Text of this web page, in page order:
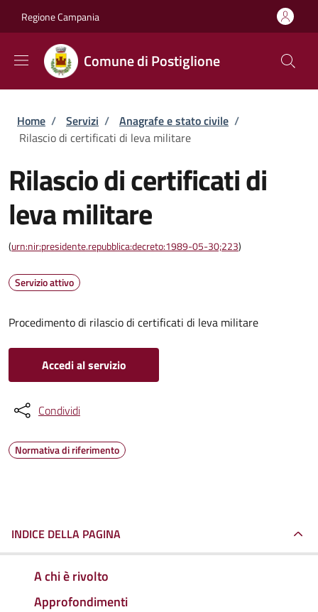
Regione Campania
Comune di Postiglione
Briciole di pane
Home / Servizi / Anagrafe e stato civile /
Rilascio di certificati di leva militare
Rilascio di certificati di
leva militare
(urn:nir:presidente.repubblica:decreto:1989-05-30;223)
Servizio attivo
Procedimento di rilascio di certificati di leva militare
Accedi al servizio
Condividi
Normativa di riferimento
INDICE DELLA PAGINA
A chi è rivolto
Approfondimenti